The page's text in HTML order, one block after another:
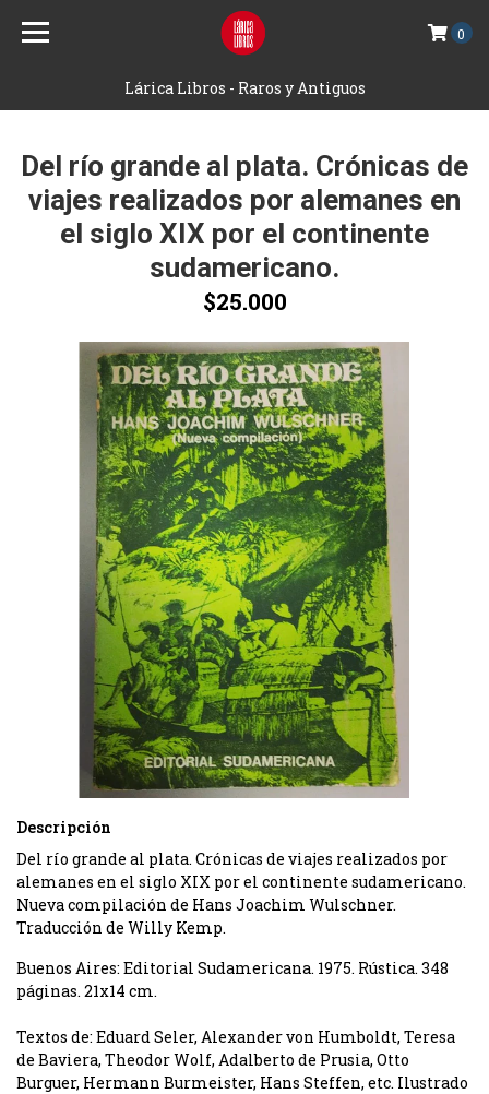
Lárica Libros - Raros y Antiguos
0
Del río grande al plata. Crónicas de
viajes realizados por alemanes en
el siglo XIX por el continente
sudamericano.
$25.000
Descripción
Del río grande al plata. Crónicas de viajes realizados por
alemanes en el siglo XIX por el continente sudamericano.
Nueva compilación de Hans Joachim Wulschner.
Traducción de Willy Kemp.
Buenos Aires: Editorial Sudamericana. 1975. Rústica. 348
páginas. 21x14 cm.
Textos de: Eduard Seler, Alexander von Humboldt, Teresa
de Baviera, Theodor Wolf, Adalberto de Prusia, Otto
Burguer, Hermann Burmeister, Hans Steffen, etc. Ilustrado